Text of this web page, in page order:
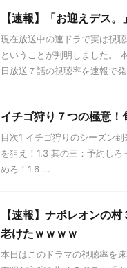
【速報】「お迎えデス
現在放送中の連ドラで実は視
ということが判明しました。
日放送７話の視聴率を速報で
イチゴ狩り７つの極意！
目次1 イチゴ狩りのシーズン
を狙え！1.3 其の三：予約し
めろ！1.6 ...
【速報】ナポレオンの
老けたｗｗｗｗ
本日はこのドラマの視聴率を